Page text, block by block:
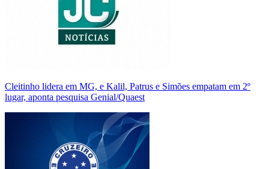
Cleitinho lidera em MG, e Kalil, Patrus e Simões empatam em 2º
lugar, aponta pesquisa Genial/Quaest